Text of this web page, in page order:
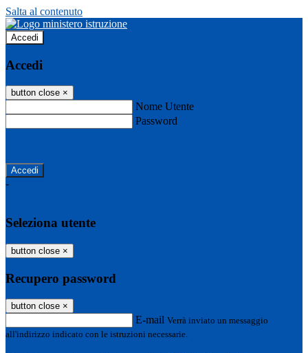
Salta al contenuto
Accedi
Accedi
button close ×
Nome Utente
Password
-
Seleziona utente
button close ×
Recupero password
button close ×
E-mail Verrà inviato un messaggio
all'indirizzo indicato con le istruzioni necessarie.